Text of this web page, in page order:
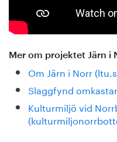
Mer om projektet Järn i
Om Järn i Norr
Slaggfynd
Kulturmiljö vid